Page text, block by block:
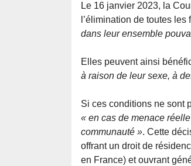
Le 16 janvier 2023, la
l’élimination de toutes
dans leur ensemble
Elles peuvent ainsi
à raison de leur sexe, à
Si ces conditions ne sont
« en cas de menace
communauté ». Cette
offrant un droit de
en France) et ouvrant